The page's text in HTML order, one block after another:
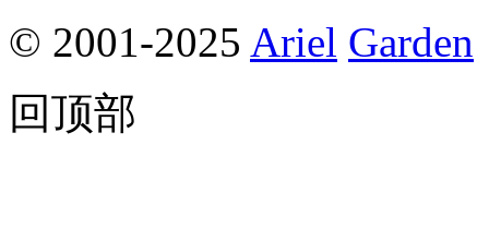
© 2001-2025 Ariel Garden
回顶部